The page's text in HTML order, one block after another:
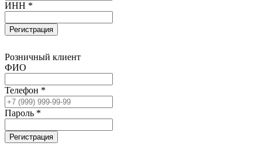
ИНН *
Регистрация
Розничный клиент
ФИО
Телефон *
Пароль *
Регистрация